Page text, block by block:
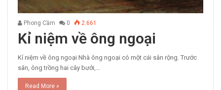
Phong Cầm 0 2.661
Kỉ niệm về ông ngoại
Kỉ niệm về ông ngoại Nhà ông ngoại có một cái sân rộng. Trước
sân, ông trồng hai cây bưởi,…
Read More »